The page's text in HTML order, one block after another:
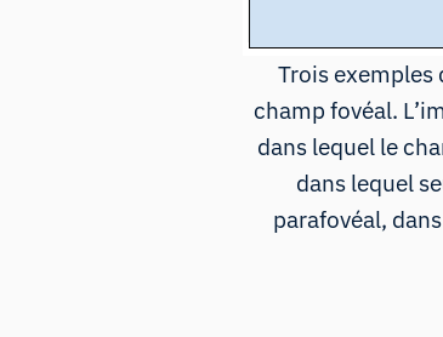
Trois exemples
champ fovéal.
dans lequel le
dans lequel
parafovéal,